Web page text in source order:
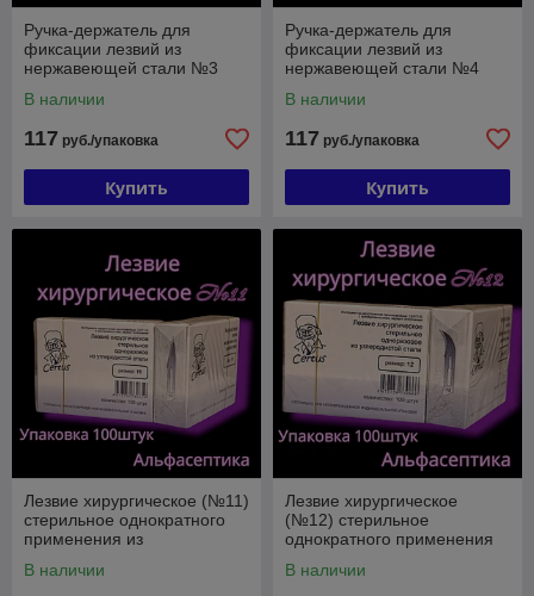
Ручка-держатель для
фиксации лезвий из
нержавеющей стали №3
CERTUS +20% НДС
В наличии
117 руб./упаковка
Купить
Ручка-держатель для
фиксации лезвий из
нержавеющей стали №4
CERTUS +20% НДС
В наличии
117 руб./упаковка
Купить
Лезвие хирургическое (№11)
стерильное однократного
применения из
100 штук) +20% НДС
В наличии
Лезвие хирургическое
(№12) стерильное
однократного применения
(упак. 100 штук) +20% НДС
В наличии